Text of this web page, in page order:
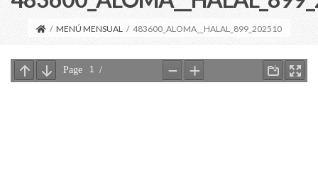
/ MENÚ MENSUAL / 483600_ALOMA__HALAL_899_202510